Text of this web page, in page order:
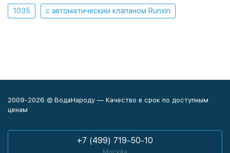
1035 с автоматическим клапаном Runxin
2009-2026 © ВодаНароду — Качество в срок по доступным
ценам
+7 (499) 719-50-10